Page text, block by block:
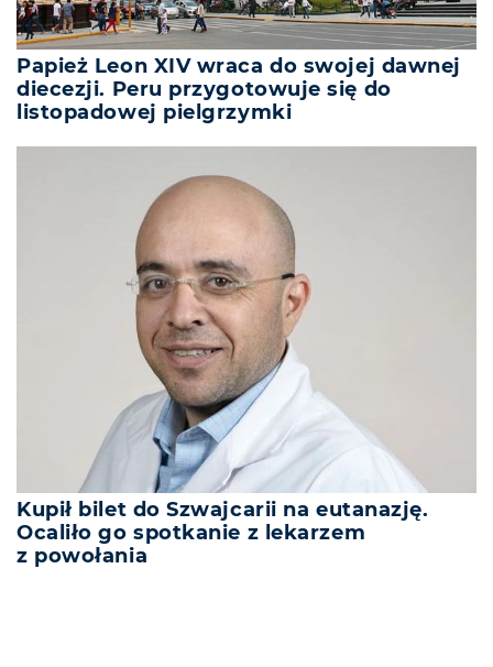
Papież Leon XIV wraca do swojej dawnej
diecezji. Peru przygotowuje się do
listopadowej pielgrzymki
Kupił bilet do Szwajcarii na eutanazję.
Ocaliło go spotkanie z lekarzem
z powołania